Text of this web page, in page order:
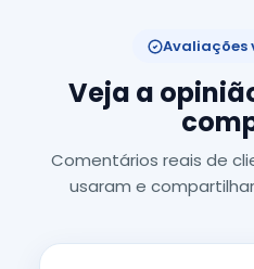
Avaliações
Veja a
Comentários reais de
usaram e